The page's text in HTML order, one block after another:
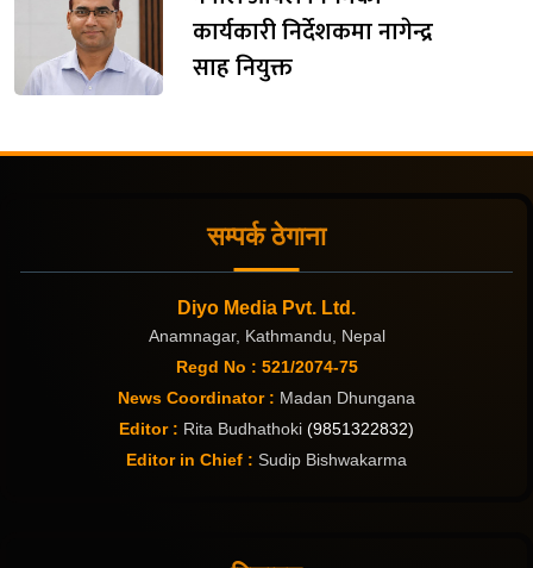
कार्यकारी निर्देशकमा नागेन्द्र
साह नियुक्त
सम्पर्क ठेगाना
Diyo Media Pvt. Ltd.
Anamnagar, Kathmandu, Nepal
Regd No : 521/2074-75
News Coordinator : Madan Dhungana
Editor : Rita Budhathoki (9851322832)
Editor in Chief : Sudip Bishwakarma